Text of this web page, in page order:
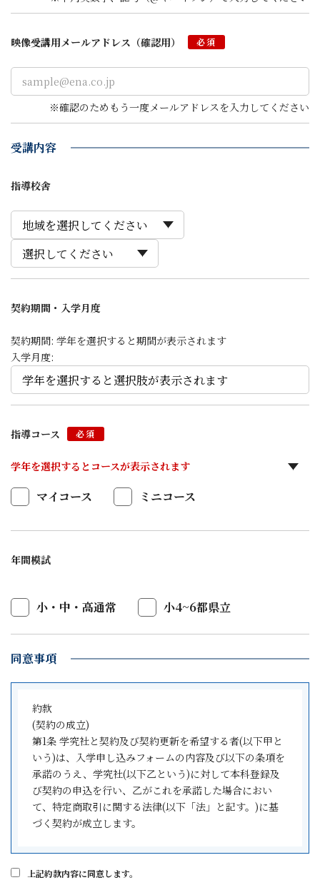
映像受講用メールアドレス （確認用） 必須
※確認のためもう一度メールアドレスを入力してください
受講内容
指導校舎
契約期間・入学月度
契約期間: 学年を選択すると期間が表示されます
入学月度:
指導コース 必須
学年を選択するとコースが表示されます
マイコース ミニコース
年間模試
小・中・高通常 小4~6都県立
同意事項
約款
(契約の成立)
第1条 学究社と契約及び契約更新を希望する者(以下甲と
いう)は、入学申し込みフォームの内容及び以下の条項を
承諾のうえ、学究社(以下乙という)に対して本科登録及
び契約の申込を行い、乙がこれを承諾した場合におい
て、特定商取引に関する法律(以下「法」と記す。)に基
づく契約が成立します。
(役務の提供及び対価の支払)
第2条 乙は、甲に対し、乙の定める学習指導コースの中
上記約款内容に同意します。